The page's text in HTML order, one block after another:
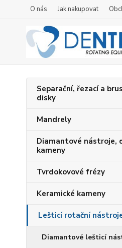
O nás Jak nakupovat
Separační, řezací a
disky
Mandrely
Diamantové nástroje,
kameny
Tvrdokovové frézy
Keramické kameny
Lešticí rotační
Diamantové lešticí